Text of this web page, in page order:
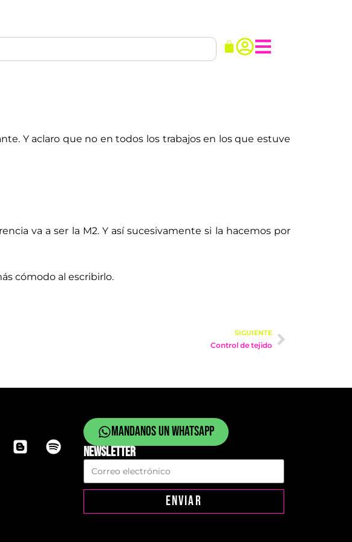
Y aclaro que no en todos los trabajos en los que estuve
va a ser la M2. Y así sucesivamente si la hacemos por
cómodo al escribirlo.
SIGUIENTE
Control de tejido
Mandanos un whatsapp
NEWSLETTER
ENVIAR